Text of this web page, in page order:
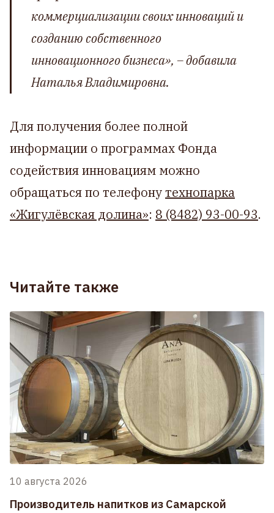
коммерциализации своих инноваций и
созданию собственного
инновационного бизнеса», –добавила
Наталья Владимировна.
Для получения более полной
информации о программах Фонда
содействия инновациям можно
обращаться по телефонутехнопарка
«Жигулёвская долина»: 8 (8482) 93-00-93.
Читайте также
10 августа 2026
Производитель напитков из Самарской